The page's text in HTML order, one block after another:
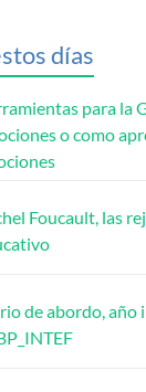
días
para la
o como
Foucault, las
de abordo, año